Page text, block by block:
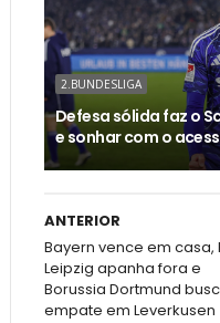
2.BUNDESLIGA
Defesa sólida faz o
e sonhar com o
ANTERIOR
Bayern vence em casa,
Leipzig apanha fora e
Borussia Dortmund
empate em Leverkusen